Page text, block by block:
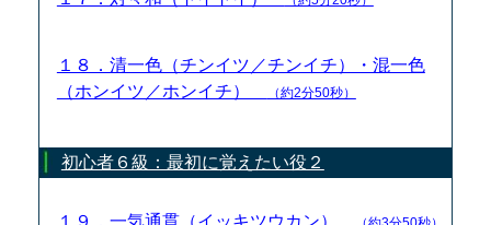
１８．清一色（チンイツ／チンイチ）・混一色
（ホンイツ／ホンイチ）
（約2分50秒）
初心者６級：最初に覚えたい役２
１９．一気通貫（イッキツウカン）